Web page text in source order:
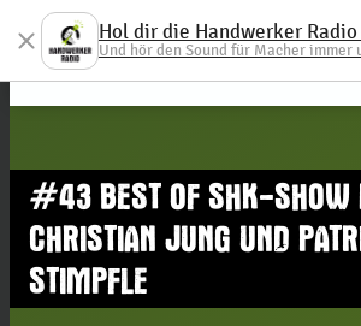
#43 BEST OF SHK-SHOW
CHRISTIAN JUNG UND
STIMPFLE
close Hol dir die Handwerker Radio
Und hör den Sound für Macher immer